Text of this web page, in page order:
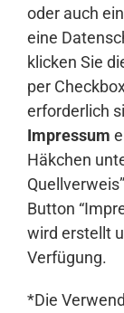
oder auch
eine
klicken Sie
per
erforderlich
Impressum
Häkchen
Button
wird erstellt
Verfügung.
*Die